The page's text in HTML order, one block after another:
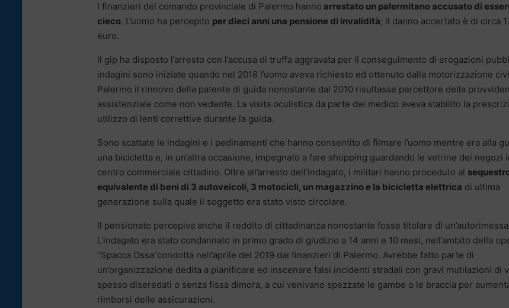
I finanzieri del comando provinciale di Palermo hanno arrestato un palermitano accusato di
cieco. L’uomo ha percepito per dieci anni una pensione di invalidità; il danno accertato è di circa
euro.
Il gip ha disposto l’arresto con l’accusa di truffa aggravata per il conseguimento di erogazioni
indagini sono iniziate quando nel 2018 l’uomo aveva richiesto ed ottenuto dalla motorizzazione
Palermo il rinnovo della patente di guida nonostante dal 2010 risultasse percettore della
assistenziale come non vedente. La visita oculistica da parte del medico aveva stabilito la
utilizzo di lenti correttive durante la guida.
Sono scattate le indagini e i pedinamenti che hanno consentito di filmare l’uomo mentre era alla
una bicicletta e, in un’altra occasione, impegnato a fare shopping guardando le vetrine dei negozi
centro commerciale cittadino. Oltre all’arresto dell’indagato, i militari hanno proceduto al
equivalente di beni di 3 autoveicoli, 3 motocicli, un magazzino e la bicicletta elettrica di ultima
generazione sulla quale il soggetto era stato visto circolare.
Il pensionato percepiva anche il reddito di cittadinanza nonostante fosse titolare di
L’indagato era stato condannato in primo grado di giudizio a 14 anni e 10 mesi, nell’ambito della
“Spacca Ossa”condotta nell’aprile del 2019 dai finanzieri di Palermo. Avrebbe fatto parte di
un’organizzazione dedita a pianificare ed inscenare falsi incidenti stradali con gravi mutilazioni di
spesso diseredati o senza fissa dimora, a cui venivano spezzate le gambe o le braccia per
rimborsi delle assicurazioni.